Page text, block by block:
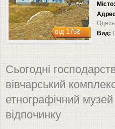
від175₴
Місто:
Вид:
Сьогодні
вівчарський
етнографічний
відпочинку